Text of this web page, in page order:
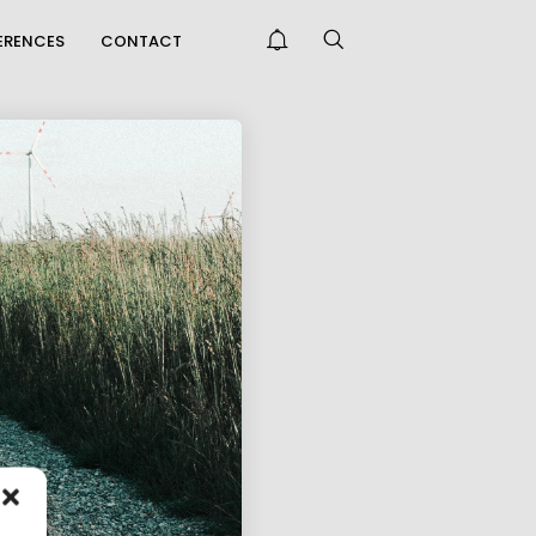
THE KORALM RAILWAY
IMPROVES
FAR...
PASSING THE
ENTREPRENEUR E...
PRAISE FOR THE CAFT
SURVEY
CONTACT